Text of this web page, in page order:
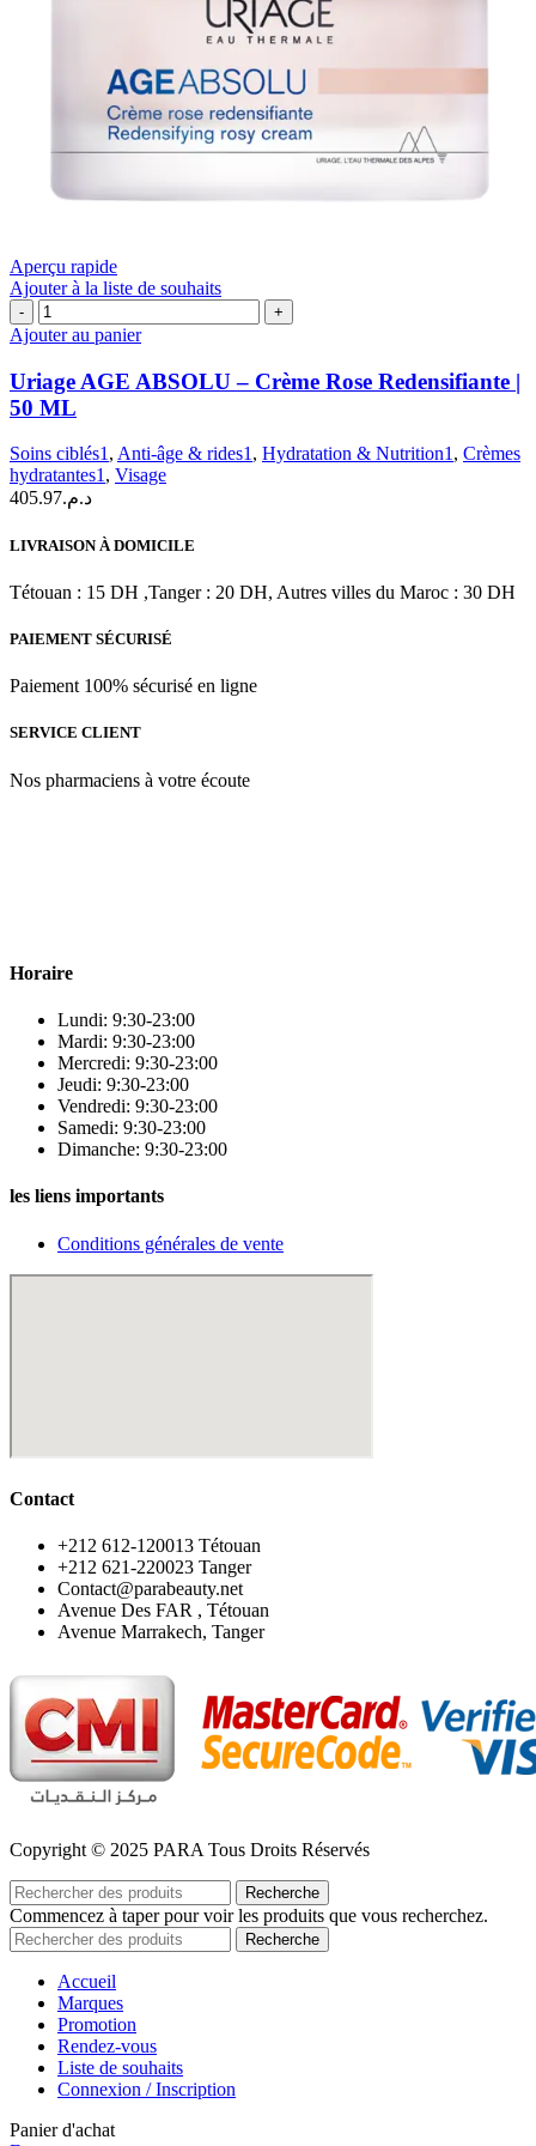
Aperçu rapide
Ajouter à la liste de souhaits
quantité
de
AGE
ABSOLU
–
Rose
Redensifiante
|
ML
Ajouter au panier
Uriage AGE ABSOLU – Crème Rose Redensifiante |
50 ML
Soins ciblés1, Anti-âge & rides1, Hydratation & Nutrition1, Crèmes
hydratantes1, Visage
د.م.405.97
LIVRAISON À DOMICILE
Tétouan : 15 DH ,Tanger : 20 DH, Autres villes du Maroc : 30 DH
PAIEMENT SÉCURISÉ
Paiement 100% sécurisé en ligne
SERVICE CLIENT
Nos pharmaciens à votre écoute
Horaire
Lundi: 9:30-23:00
Mardi: 9:30-23:00
Mercredi: 9:30-23:00
Jeudi: 9:30-23:00
Vendredi: 9:30-23:00
Samedi: 9:30-23:00
Dimanche: 9:30-23:00
les liens importants
Conditions générales de vente
Contact
‪+212 612-120013 Tétouan
‪+212 621-220023 Tanger
Contact@parabeauty.net
Avenue Des FAR , Tétouan
Avenue Marrakech, Tanger
Copyright © 2025 PARA Tous Droits Réservés
Recherche
Commencez à taper pour voir les produits que vous recherchez.
Recherche
Accueil
Marques
Promotion
Rendez-vous
Liste de souhaits
Connexion / Inscription
Panier d'achat